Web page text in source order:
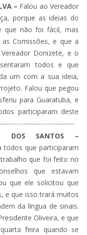
– Falou ao Vereador
porque as ideias do
que não foi fácil, mas
Comissões, e que a
Donizete, e o
todos e que
um com a sua ideia,
Falou que pegou
para Guaratuba, e
participaram deste
DOS SANTOS –
todos que participaram
que foi feito no
que estavam
que ele solicitou que
e que isso trará muitos
da língua de sinais.
Oliveira, e que
feira quando se